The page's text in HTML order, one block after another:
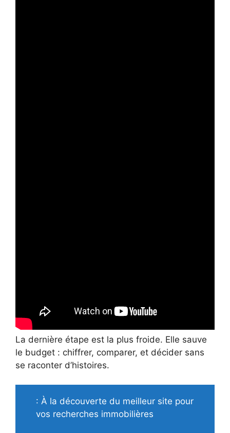
La dernière étape est la plus froide. Elle sauve
le budget : chiffrer, comparer, et décider sans
se raconter d’histoires.
: À la découverte du meilleur site pour
vos recherches immobilières